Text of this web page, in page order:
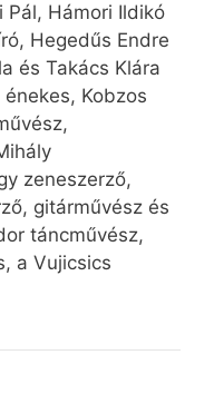
Pál, Hámori Ildikó
Hegedűs Endre
és Takács Klára
Kobzos
zeneszerző,
gitárművész és
táncművész,
a Vujicsics